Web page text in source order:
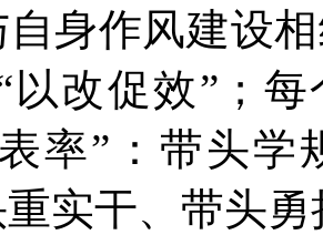
身作风建设
以改促效”；
率”：带头
实干、带头